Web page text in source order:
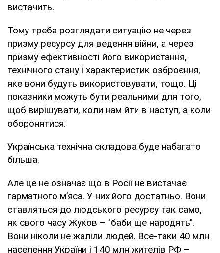
вистачить.
Тому треба розглядати ситуацію не через
призму ресурсу для ведення війни, а через
призму ефективності його використання,
технічного стану і характеристик озброєння,
яке вони будуть використовувати, тощо. Ці
показники можуть бути реальними для того,
щоб вирішувати, коли нам йти в наступ, а коли
оборонятися.
Українська технічна складова буде набагато
більша.
Але це не означає що в Росії не вистачає
гарматного м’яса. У них його достатньо. Вони
ставляться до людського ресурсу так само,
як свого часу Жуков – "баби ще народять".
Вони ніколи не жаліли людей. Все-таки 40 млн
населення України і 140 млн жителів РФ –